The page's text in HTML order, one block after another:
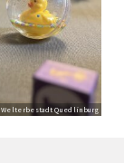
Quedlinburg